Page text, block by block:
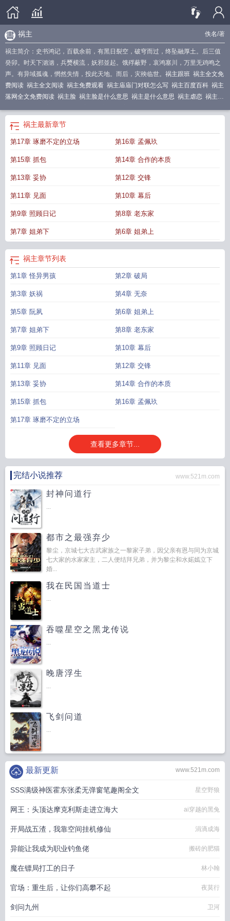
佚名/著
祸主
祸主简介：史书鸿记，百载余前，有黑日裂空，破穹而过，终坠融厚土。后三值
癸卯。时天下汹汹，兵燹横流，妖邪並起。饿殍蔽野，哀鸿塞川，万里无鸡鸣之
声。有异域孤魂，惘然失情，投此天地。而后，灾殃临世。 祸主跟班 祸主全文免
费阅读 祸主全文阅读 祸主免费观看 祸主庙庙门对联怎么写 祸主百度百科 祸主
落网全文免费阅读 祸主脸 祸主脸是什么意思 祸主是什么意思 祸主虐恋 祸主脸
祸主最新章节
第17章 琢磨不定的立场 第16章 孟佩玖
第15章 抓包 第14章 合作的本质
第13章 妥协 第12章 交锋
第11章 见面 第10章 幕后
第9章 照顾日记 第8章 老东家
第7章 姐弟下 第6章 姐弟上
祸主章节列表
第1章 怪异男孩 第2章 破局
第3章 妖祸 第4章 无奈
第5章 阮夙 第6章 姐弟上
第7章 姐弟下 第8章 老东家
第9章 照顾日记 第10章 幕后
第11章 见面 第12章 交锋
第13章 妥协 第14章 合作的本质
第15章 抓包 第16章 孟佩玖
第17章 琢磨不定的立场
查看更多章节...
完结小说推荐 www.521m.com
封神问道行
...
都市之最强弃少
黎尘，京城七大古武家族之一黎家子弟，因父亲有恩与同为京城
七大家的水家家主，二人便结拜兄弟，并为黎尘和水婼嫣立下
婚...
我在民国当道士
...
吞噬星空之黑龙传说
...
晚唐浮生
...
飞剑问道
...
www.521m.com
最新更新
SSS满级神医霍东张柔无弹窗笔趣阁全文 星空野狼
网王：头顶达摩克利斯走进立海大 ai穿越的黑兔
开局战五渣，我靠空间挂机修仙 涓滴成海
异能让我成为职业钓鱼佬 搬砖的肥猫
魔在镖局打工的日子 林小翰
官场：重生后，让你们高攀不起 夜莫行
剑问九州 卫河